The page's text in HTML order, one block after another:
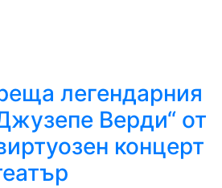
легендарния
Верди“ от
концерт